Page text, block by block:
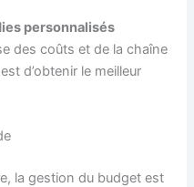
personnalisés
des coûts et de la chaîne
d’obtenir le meilleur
la gestion du budget est